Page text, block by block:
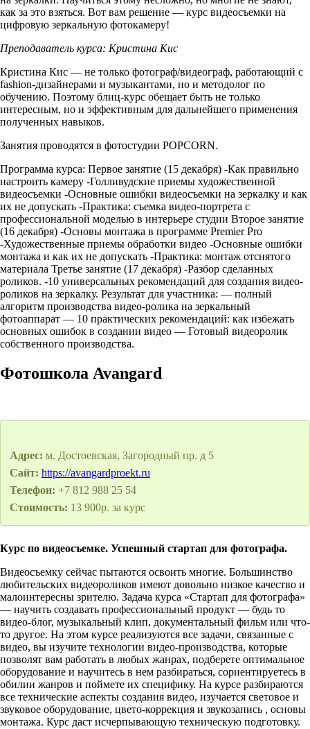
как за это взяться. Вот вам решение — курс видеосъемки на
цифровую зеркальную фотокамеру!
Преподаватель курса: Кристина Кис
Кристина Кис — не только фотограф/видеограф, работающий с
fashion-дизайнерами и музыкантами, но и методолог по
обучению. Поэтому блиц-курс обещает быть не только
интересным, но и эффективным для дальнейшего применения
полученных навыков.
Занятия проводятся в фотостудии POPCORN.
Программа курса: Первое занятие (15 декабря) -Как правильно
настроить камеру -Голливудские приемы художественной
видеосъемки -Основные ошибки видеосъемки на зеркалку и как
их не допускать -Практика: съемка видео-портрета с
профессиональной моделью в интерьере студии Второе занятие
(16 декабря) -Основы монтажа в программе Premier Pro
-Художественные приемы обработки видео -Основные ошибки
монтажа и как их не допускать -Практика: монтаж отснятого
материала Третье занятие (17 декабря) -Разбор сделанных
роликов. -10 универсальных рекомендаций для создания видео-
роликов на зеркалку. Результат для участника: — полный
алгоритм производства видео-ролика на зеркальный
фотоаппарат — 10 практических рекомендаций: как избежать
основных ошибок в создании видео — Готовый видеоролик
собственного производства.
Фотошкола Avangard
Адрес: м. Достоевская, Загородный пр. д 5
Сайт: https://avangardproekt.ru
Телефон: +7 812 988 25 54
Стоимость: 13 900р. за курс
Курс по видеосъемке. Успешный стартап для фотографа.
Видеосъемку сейчас пытаются освоить многие. Большинство
любительских видеороликов имеют довольно низкое качество и
малоинтересны зрителю. Задача курса «Стартап для фотографа»
— научить создавать профессиональный продукт — будь то
видео-блог, музыкальный клип, документальный фильм или что-
то другое. На этом курсе реализуются все задачи, связанные с
видео, вы изучите технологии видео-производства, которые
позволят вам работать в любых жанрах, подберете оптимальное
оборудование и научитесь в нем разбираться, cориентируетесь в
обилии жанров и поймете их специфику. На курсе разбираются
все технические аспекты создания видео, изучается световое и
звуковое оборудование, цвето-коррекция и звукозапись , основы
монтажа. Курс даст исчерпывающую техническую подготовку.